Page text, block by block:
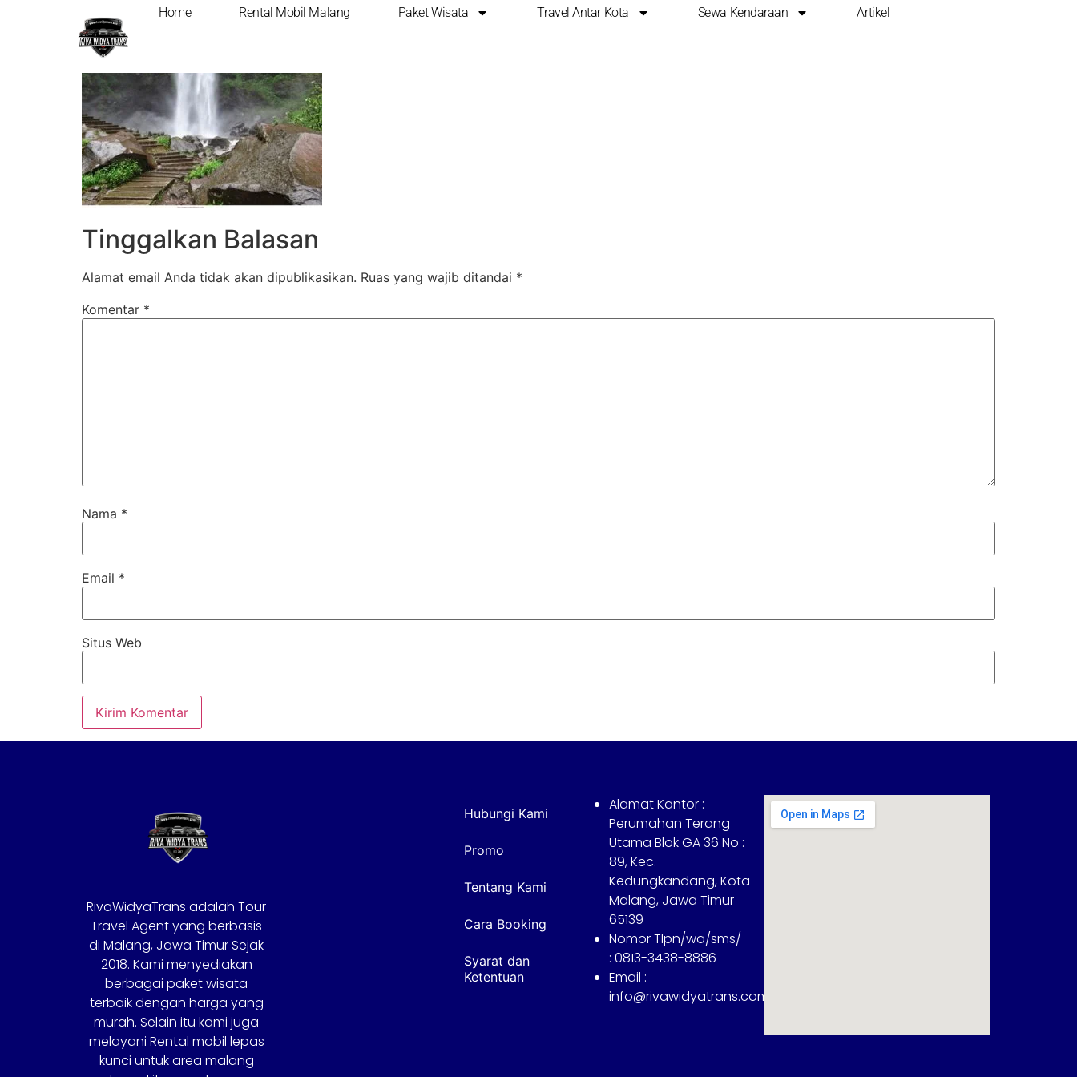
Home Rental Mobil Malang Paket Wisata Travel Antar Kota Sewa Kendaraan Artikel
Tinggalkan Balasan
Alamat email Anda tidak akan dipublikasikan. Ruas yang wajib ditandai *
Komentar *
Nama *
Email *
Situs Web
RivaWidyaTrans adalah Tour
Travel Agent yang berbasis
di Malang, Jawa Timur Sejak
2018. Kami menyediakan
berbagai paket wisata
terbaik dengan harga yang
murah. Selain itu kami juga
melayani Rental mobil lepas
kunci untuk area malang
Hubungi Kami
Promo
Tentang Kami
Cara Booking
Syarat dan
Ketentuan
Alamat Kantor :
Perumahan Terang
Utama Blok GA 36 No :
89, Kec.
Kedungkandang, Kota
Malang, Jawa Timur
65139
Nomor Tlpn/wa/sms/
: 0813-3438-8886
Email :
info@rivawidyatrans.com